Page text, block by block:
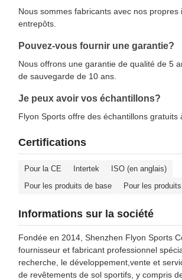
Nous sommes fabricants avec nos propres
entrepôts.
Pouvez-vous fournir une garantie?
Nous offrons une garantie de qualité de 5
de sauvegarde de 10 ans.
Je peux avoir vos échantillons?
Flyon Sports offre des échantillons gratuits
Certifications
Pour la CE Intertek
ISO (en anglais)
Pour les produits de base
Pour les
Informations sur la société
Fondée en 2014, Shenzhen Flyon Sports
fournisseur et fabricant professionnel
recherche, le développement,vente et
de revêtements de sol sportifs, y compris